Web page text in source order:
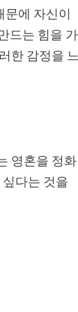
문에 자신이
드는 힘을 가
한 감정을
영혼을 정화
다는 것을